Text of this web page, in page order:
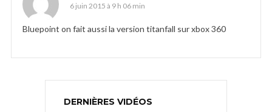
6 juin 2015 à 9 h 06 min
Bluepoint on fait aussi la version titanfall sur xbox 360
DERNIÈRES VIDÉOS